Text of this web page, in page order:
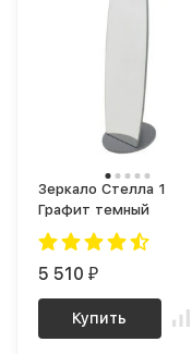
Зеркало Стелла 1
Графит темный
5 510₽
Купить